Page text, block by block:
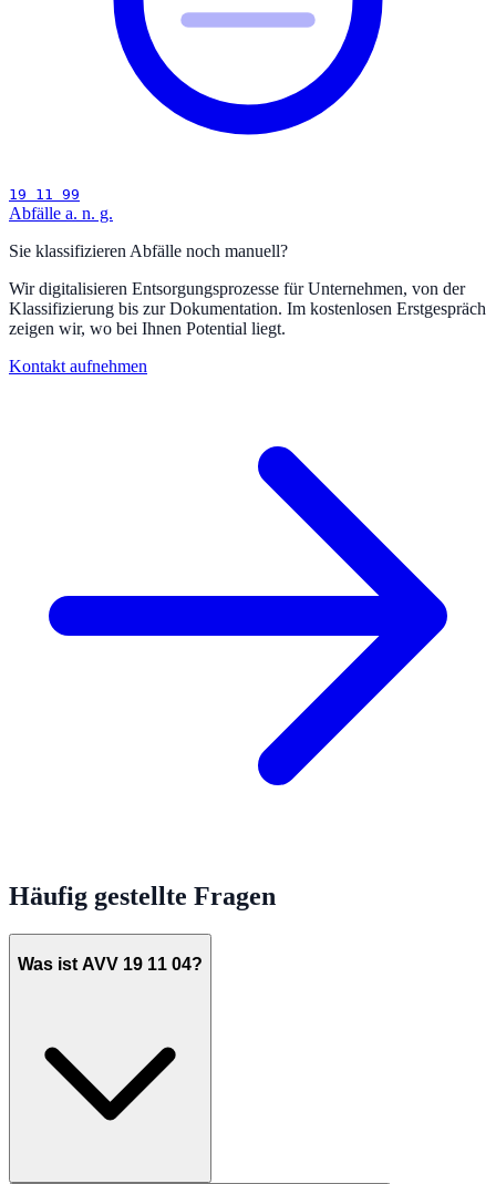
19 11 99
Abfälle a. n. g.
Sie klassifizieren Abfälle noch manuell?
Wir digitalisieren Entsorgungsprozesse für Unternehmen, von der
Klassifizierung bis zur Dokumentation. Im kostenlosen Erstgespräch
zeigen wir, wo bei Ihnen Potential liegt.
Kontakt aufnehmen
Häufig gestellte Fragen
Was ist AVV 19 11 04?